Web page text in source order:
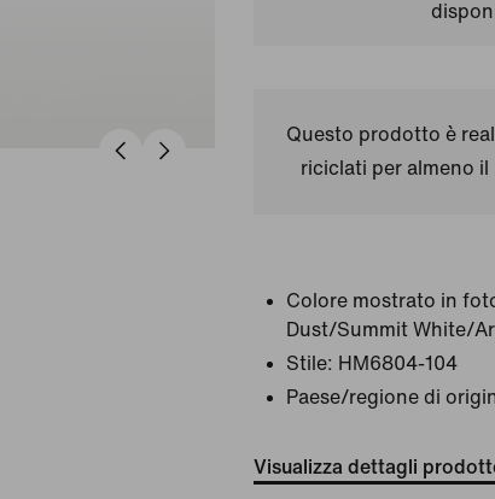
Questo prodotto è
riciclati per almeno
Colore mostrato in
Dust/Summit White/
Stile: HM6804-104
Paese/regione di
Visualizza dettagli